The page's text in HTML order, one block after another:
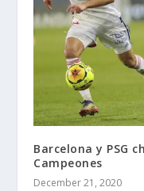
Barcelona y PSG
Campeones
December 21, 2020